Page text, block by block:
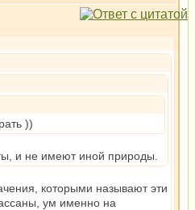
))
и не имеют иной природы.
которыми называют эти
ум именно на